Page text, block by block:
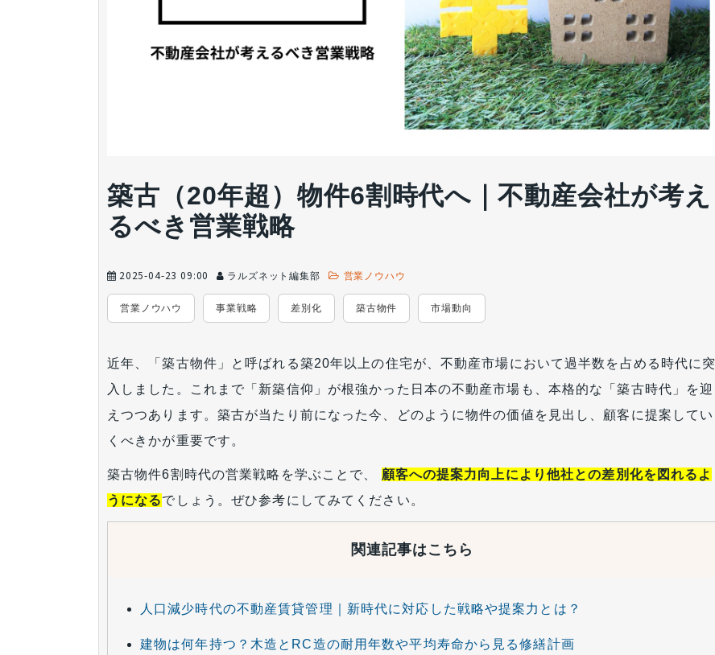
築古（20年超）物件6割時代へ｜不動産会社が考え
るべき営業戦略
2025-04-23 09:00 ラルズネット編集部 営業ノウハウ
営業ノウハウ 事業戦略 差別化 築古物件 市場動向
近年、「築古物件」と呼ばれる築20年以上の住宅が、不動産市場において過半数を占める時代に突
入しました。これまで「新築信仰」が根強かった日本の不動産市場も、本格的な「築古時代」を迎
えつつあります。築古が当たり前になった今、どのように物件の価値を見出し、顧客に提案してい
くべきかが重要です。
築古物件6割時代の営業戦略を学ぶことで、 顧客への提案力向上により他社との差別化を図れるよ
うになるでしょう。ぜひ参考にしてみてください。
関連記事はこちら
人口減少時代の不動産賃貸管理｜新時代に対応した戦略や提案力とは？
建物は何年持つ？木造とRC造の耐用年数や平均寿命から見る修繕計画